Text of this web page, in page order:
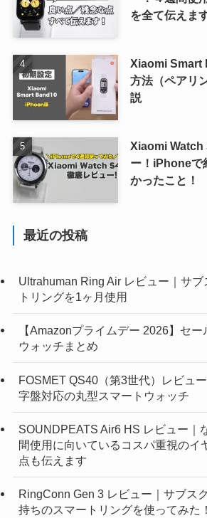
を全て伝えま
Xiaomi Smart
方法（ペアリ
説
Xiaomi Watch
ー！iPhoneで
かったこと！
最近の投稿
Ultrahuman Ring Air レビュー｜サ
トリングを1ヶ月使用
【Amazonプライムデー 2026】セー
ウォッチまとめ
FOSMET QS40（第3世代）レビュ
字盤対応の丸型スマートウォッチ
SOUNDPEATS Air6 HS レビュー｜
間使用に向いているコスパ重視のイ
点も伝えます
RingConn Gen 3 レビュー｜サブス
持ちのスマートリングを使ってみた！